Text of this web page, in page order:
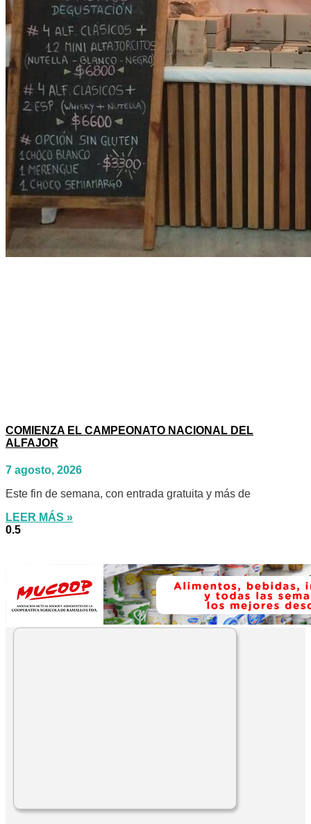
COMIENZA EL CAMPEONATO NACIONAL DEL
ALFAJOR
7 agosto, 2026
Este fin de semana, con entrada gratuita y más de
LEER MÁS »